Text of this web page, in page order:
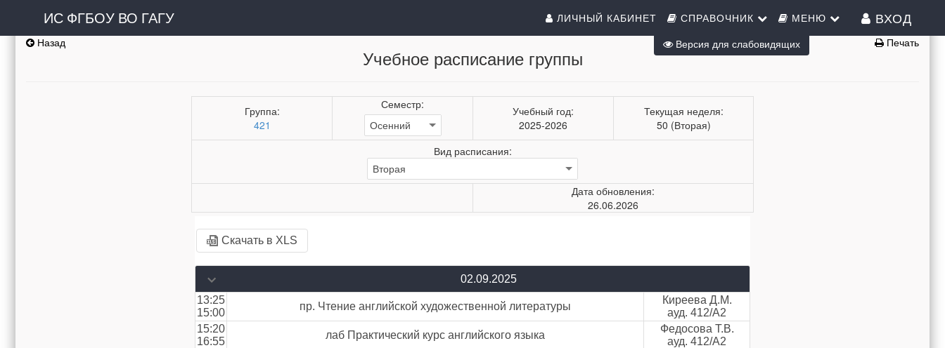
ИС ФГБОУ ВО ГАГУ ЛИЧНЫЙ КАБИНЕТ СПРАВОЧНИК МЕНЮ ВХОД
Назад Печать
Учебное расписание группы
Группа:
421
Семестр:
Учебный год:
2025-2026
Текущая неделя:
50 (Вторая)
Вид расписания:
Дата обновления:
26.06.2026
Скачать в XLS
02.09.2025
13:25
15:00
пр. Чтение английской художественной литературы
Киреева Д.М.
ауд. 412/А2
15:20
16:55
лаб Практический курс английского языка
Федосова Т.В.
ауд. 412/А2
Версия для слабовидящих